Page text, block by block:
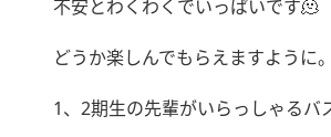
不安とわくわくでいっぱいです🫠
どうか楽しんでもらえますように。
1、2期生の先輩がいらっしゃるバ